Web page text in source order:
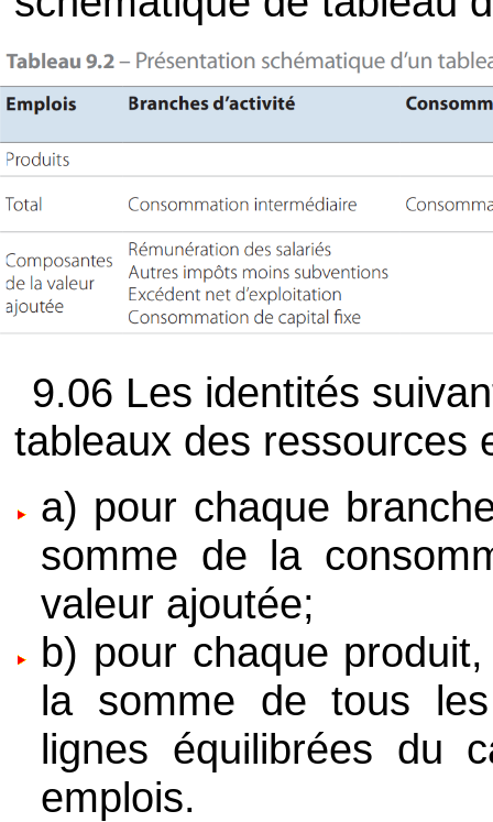
9.06 Les identités
tableaux des ressources
a) pour chaque
somme de la
valeur ajoutée;
b) pour chaque
la somme de tous
lignes équilibrées du
emplois.